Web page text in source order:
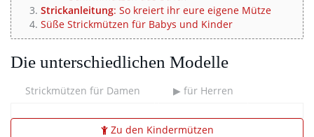
Strickanleitung: So kreiert ihr eure eigene Mütze
Süße Strickmützen für Babys und Kinder
Die unterschiedlichen Modelle
Strickmützen für Damen ▶ für Herren
Zu den Kindermützen